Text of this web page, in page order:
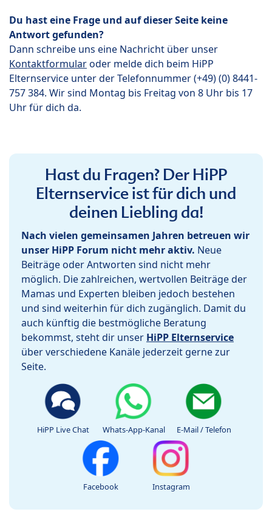
Du hast eine Frage und auf dieser Seite keine
Antwort gefunden?
Dann schreibe uns eine Nachricht über unser
Kontaktformularoder melde dich beim HiPP
Elternservice unter der Telefonnummer (+49) (0) 8441-
757 384. Wir sind Montag bis Freitag von 8 Uhr bis 17
Uhr für dich da.
Hast du Fragen? Der HiPP
Elternservice ist für dich und
deinen Liebling da!
Nach vielen gemeinsamen Jahren betreuen wir
unser HiPP Forum nicht mehr aktiv. Neue
Beiträge oder Antworten sind nicht mehr
möglich. Die zahlreichen, wertvollen Beiträge der
Mamas und Experten bleiben jedoch bestehen
und sind weiterhin für dich zugänglich. Damit du
auch künftig die bestmögliche Beratung
bekommst, steht dir unser HiPP Elternservice
über verschiedene Kanäle jederzeit gerne zur
Seite.
HiPP Live Chat Whats-App-Kanal E-Mail / Telefon
Facebook Instagram